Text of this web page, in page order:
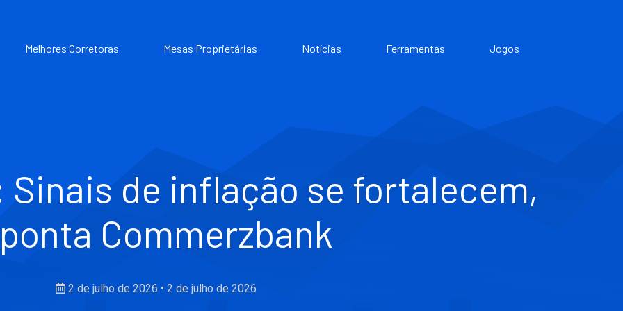
Melhores Corretoras Mesas Proprietárias Notícias Ferramentas Jogos
Sinais de inflação se fortalecem,
Commerzbank
2 de julho de 2026 • 2 de julho de 2026